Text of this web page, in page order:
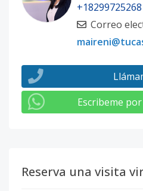
+18299725268
Correo
Escribeme
Reserva una visita